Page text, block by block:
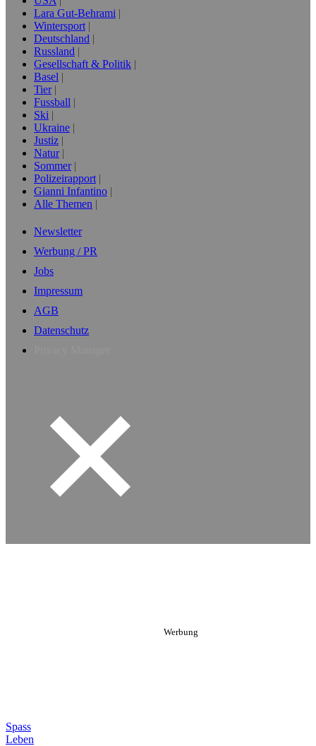
Lara Gut-Behrami
Wintersport
Deutschland
Russland
Gesellschaft & Politik
Basel
Tier
Fussball
Ski
Ukraine
Justiz
Natur
Sommer
Polizeirapport
Gianni Infantino
Alle Themen
Newsletter
Werbung / PR
Jobs
Impressum
AGB
Datenschutz
Spass
Leben